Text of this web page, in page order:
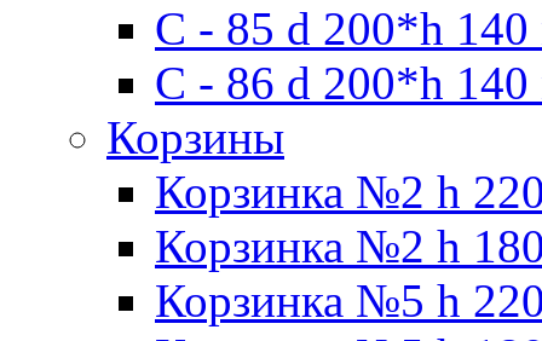
С - 85 d 200*h
С - 86 d 200*h
Корзины
Корзинка №2 h
Корзинка №2 h
Корзинка №5 h